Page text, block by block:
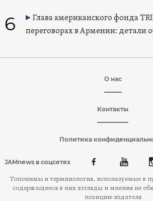
6
Глава американского фонда
переговорах в Армении: детали
О нас
Контакты
Политика
JAMnews в соцсетях
Топонимы и терминология, используемые в
содержащиеся в них взгляды и мнения не
позицию издателя